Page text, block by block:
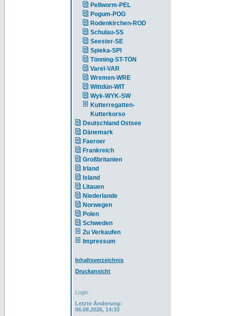
Pellworm-PEL
Pogum-POG
Rodenkirchen-ROD
Schulau-SS
Seester-SE
Spieka-SPI
Tönning-ST-TÖN
Varel-VAR
Wremen-WRE
Wittdün-WIT
Wyk-WYK-SW
Kutterregatten-
Kutterkorso
Deutschland Ostsee
Dänemark
Faeroer
Frankreich
Großbritanien
Irland
Island
Litauen
Niederlande
Norwegen
Polen
Schweden
Zu Verkaufen
Impressum
Inhaltsverzeichnis
Druckansicht
Login
Letzte Änderung:
06.08.2026, 14:33